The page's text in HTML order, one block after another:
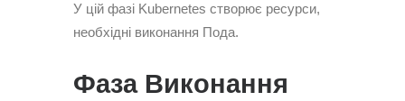
У цій фазі Kubernetes створює ресурси,
необхідні виконання Пода.
Фаза Виконання